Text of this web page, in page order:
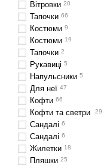
Вітровки 20
Тапочки 66
Костюми 9
Костюми 19
Тапочки 2
Рукавиці 5
Напульсники 5
Для неї 47
Кофти 66
Кофти та светри 29
Сандалі 6
Сандалі 6
Жилетки 18
Пляшки 25